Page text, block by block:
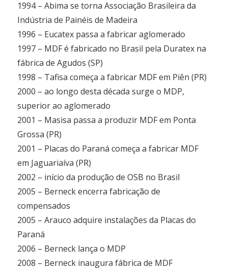
1994 – Abima se torna Associação Brasileira da
Indústria de Painéis de Madeira
1996 – Eucatex passa a fabricar aglomerado
1997 – MDF é fabricado no Brasil pela Duratex na
fábrica de Agudos (SP)
1998 – Tafisa começa a fabricar MDF em Piên (PR)
2000 – ao longo desta década surge o MDP,
superior ao aglomerado
2001 – Masisa passa a produzir MDF em Ponta
Grossa (PR)
2001 – Placas do Paraná começa a fabricar MDF
em Jaguariaíva (PR)
2002 – início da produção de OSB no Brasil
2005 – Berneck encerra fabricação de
compensados
2005 – Arauco adquire instalações da Placas do
Paraná
2006 – Berneck lança o MDP
2008 – Berneck inaugura fábrica de MDF